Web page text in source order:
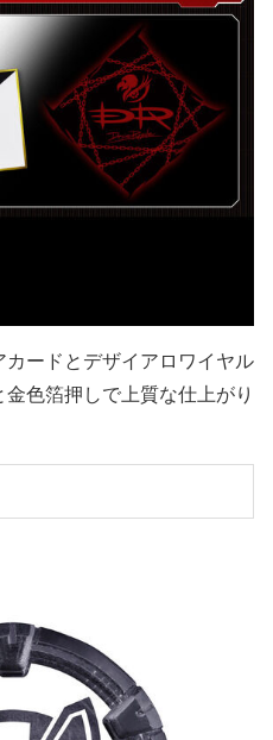
ードとデザイアロワイヤル
色箔押しで上質な仕上がり